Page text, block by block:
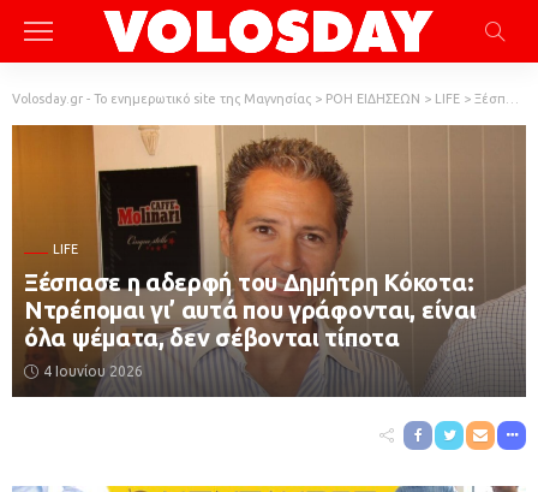
Volosday.gr - Το ενημερωτικό site της Μαγνησίας > ΡΟΗ ΕΙΔΗΣΕΩΝ > LIFE > Ξέσπασε η αδερφή του Δημήτρη Κόκοτα: Ντρέπομαι γι’ αυτά που γράφονται, είναι όλα ψέματα, δεν σέβονται τίποτα
LIFE
Ξέσπασε η αδερφή του Δημήτρη Κόκοτα:
Ντρέπομαι γι’ αυτά που γράφονται, είναι
όλα ψέματα, δεν σέβονται τίποτα
4 Ιουνίου 2026